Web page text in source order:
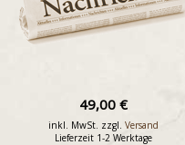
49,00 €
inkl. MwSt. zzgl. Versand
Lieferzeit 1-2 Werktage